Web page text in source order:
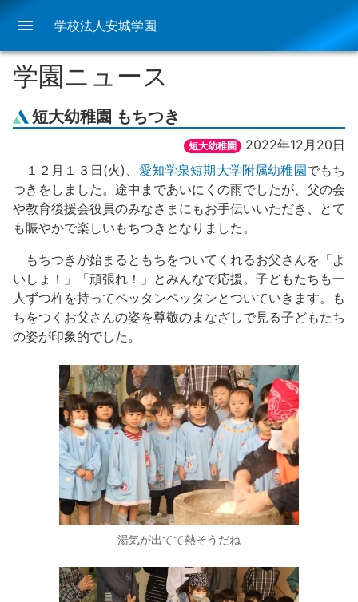
menu 学校法人安城学園
学園ニュース
短大幼稚園 もちつき
短大幼稚園
2022年12月20日
１２月１３日(火)、 愛知学泉短期大学附属幼稚園でもち
つきをしました。途中まであいにくの雨でしたが、父の会
や教育後援会役員のみなさまにもお手伝いいただき、とて
も賑やかで楽しいもちつきとなりました。
もちつきが始まるともちをついてくれるお父さんを「よ
いしょ！」「頑張れ！」とみんなで応援。子どもたちも一
人ずつ杵を持ってペッタンペッタンとついていきます。も
ちをつくお父さんの姿を尊敬のまなざしで見る子どもたち
の姿が印象的でした。
湯気が出てて熱そうだね